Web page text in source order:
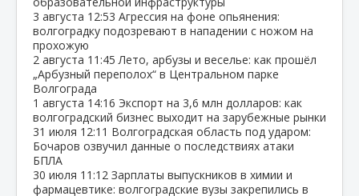
3 августа 12:53 Агрессия на фоне опьянения:
волгоградку подозревают в нападении с ножом на
прохожую
2 августа 11:45 Лето, арбузы и веселье: как прошёл
„Арбузный переполох“ в Центральном парке
Волгограда
1 августа 14:16 Экспорт на 3,6 млн долларов: как
волгоградский бизнес выходит на зарубежные рынки
31 июля 12:11 Волгоградская область под ударом:
Бочаров озвучил данные о последствиях атаки
БПЛА
30 июля 11:12 Зарплаты выпускников в химии и
фармацевтике: волгоградские вузы закрепились в